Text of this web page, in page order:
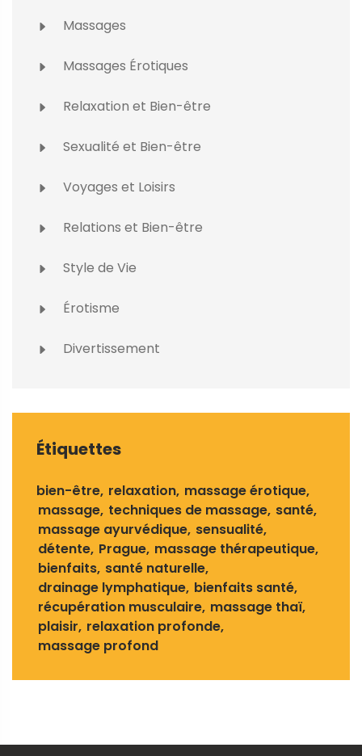
Massages
Massages Érotiques
Relaxation et Bien-être
Sexualité et Bien-être
Voyages et Loisirs
Relations et Bien-être
Style de Vie
Érotisme
Divertissement
Étiquettes
bien-être relaxation massage érotique
massage techniques de massage santé
massage ayurvédique sensualité
détente Prague massage thérapeutique
bienfaits santé naturelle
drainage lymphatique bienfaits santé
récupération musculaire massage thaï
plaisir relaxation profonde
massage profond